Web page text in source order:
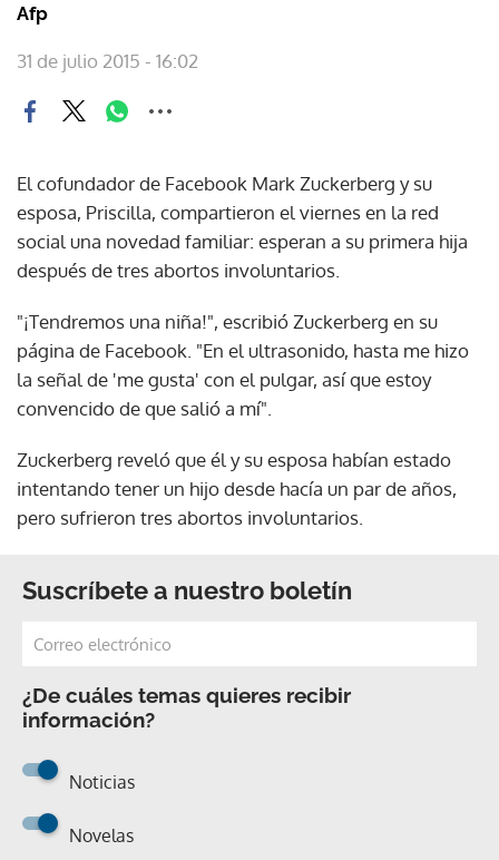
Afp
31 de julio 2015 - 16:02
El cofundador de Facebook Mark Zuckerberg y su
esposa, Priscilla, compartieron el viernes en la red
social una novedad familiar: esperan a su primera hija
después de tres abortos involuntarios.
"¡Tendremos una niña!", escribió Zuckerberg en su
página de Facebook. "En el ultrasonido, hasta me hizo
la señal de 'me gusta' con el pulgar, así que estoy
convencido de que salió a mí".
Zuckerberg reveló que él y su esposa habían estado
intentando tener un hijo desde hacía un par de años,
pero sufrieron tres abortos involuntarios.
Suscríbete a nuestro boletín
¿De cuáles temas quieres recibir
información?
Noticias
Novelas